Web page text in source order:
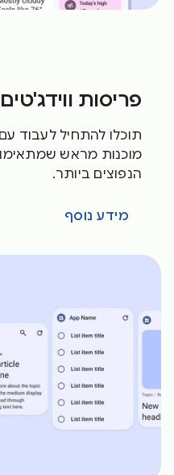
פריסות
תוכלו להתחיל לעבוד
מוכנות מראש
הנפוצים ביותר.
מידע נוסף